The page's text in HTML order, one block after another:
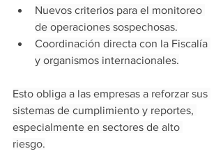
Nuevos criterios para el monitoreo
de operaciones sospechosas.
Coordinación directa con la Fiscalía
y organismos internacionales.
Esto obliga a las empresas a reforzar sus
sistemas de cumplimiento y reportes,
especialmente en sectores de alto
riesgo.